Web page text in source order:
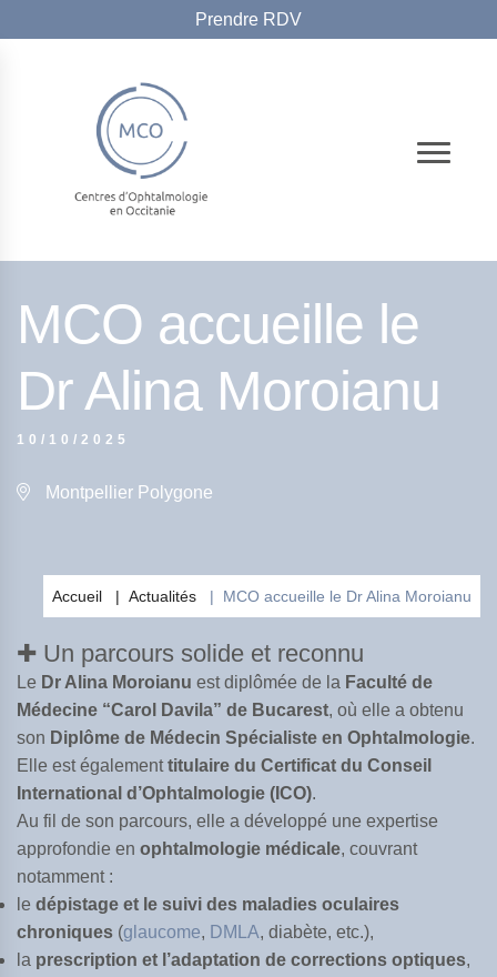
Prendre RDV
CABINET BÉZIERS CENTRE
MCO accueille le
Dr Alina Moroianu
10/10/2025
Montpellier Polygone
Accueil Actualités MCO accueille le Dr Alina Moroianu
✚ Un parcours solide et reconnu
Le Dr Alina Moroianu est diplômée de la Faculté de
Médecine “Carol Davila” de Bucarest, où elle a obtenu
son Diplôme de Médecin Spécialiste en Ophtalmologie.
Elle est égalementtitulaire du Certificat du Conseil
International d’Ophtalmologie (ICO).
Au fil de son parcours, elle a développé une expertise
approfondie en ophtalmologie médicale, couvrant
notamment :
le dépistage et le suivi des maladies oculaires
chroniques (glaucome, DMLA, diabète, etc.),
la prescription et l’adaptation de corrections optiques,